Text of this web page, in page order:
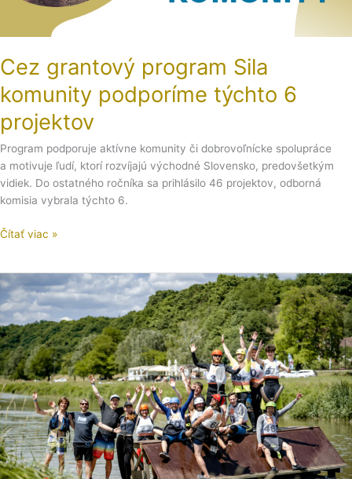
Cez grantový program Sila
komunity podporíme týchto 6
projektov
Program podporuje aktívne komunity či dobrovoľnícke spolupráce
a motivuje ľudí, ktorí rozvíjajú východné Slovensko, predovšetkým
vidiek. Do ostatného ročníka sa prihlásilo 46 projektov, odborná
komisia vybrala týchto 6.
projektov
Čítať viac »
V
Magne
pre
región
rozdelíme
až
35
000
eur.
Podporíme
inovatívne
projekty